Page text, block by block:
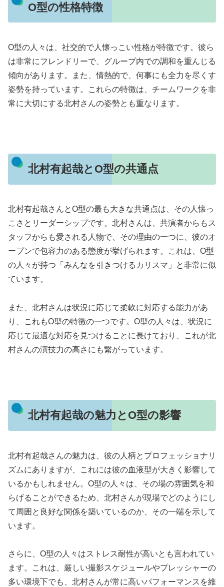
O型の性格特徴
O型の人々は、社交的で人懐っこい性格が特徴です。彼ら
は非常にフレンドリーで、グループ内での調和を重んじる
傾向があります。また、情熱的で、何事にも全力を尽くす
姿勢を持っています。これらの特徴は、チームワークを非
常に大切にする北村さんの姿勢とも重なります。
北村有起哉とO型の共通点
北村有起哉さんとO型の最も大きな共通点は、その人懐っ
こさとリーダーシップです。北村さんは、共演者からもス
タッフからも愛される人物で、その理由の一つに、彼のオ
ープンで包容力のある態度が挙げられます。これは、O型
の人々が持つ「みんなを引きつけるカリスマ」と非常に似
ています。
また、北村さんは状況に応じて柔軟に対応する能力があ
り、これもO型の特徴の一つです。O型の人々は、状況に
応じて最適な対応を見つけることに長けており、これが北
村さんの演技力の高さにも繋がっています。
北村有起哉の魅力とO型の影響
北村有起哉さんの魅力は、彼の人柄とプロフェッショナリ
ズムにありますが、これには彼の血液型が大きく影響して
いるかもしれません。O型の人々は、その場の雰囲気を和
らげることができるため、北村さんが現場でどのようにし
て周囲と良好な関係を築いているのか、その一端を示して
います。
さらに、O型の人々はストレス耐性が高いとも言われてい
ます。これは、厳しい撮影スケジュールやプレッシャーの
多い環境下でも、北村さんが常に高いパフォーマンスを維